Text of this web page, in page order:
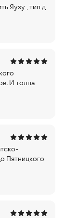
Яузу , тип д
И толпа
Пятницкого